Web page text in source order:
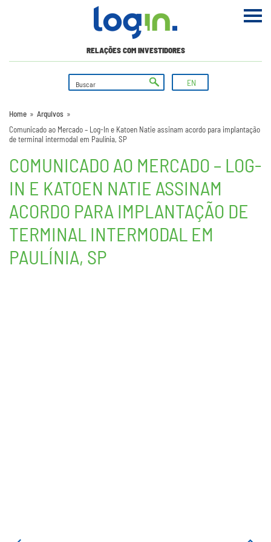
RELAÇÕES COM INVESTIDORES
EN
Home » Arquivos »
Comunicado ao Mercado – Log-In e Katoen Natie assinam acordo para implantação
de terminal intermodal em Paulínia, SP
COMUNICADO AO MERCADO – LOG-
IN E KATOEN NATIE ASSINAM
ACORDO PARA IMPLANTAÇÃO DE
TERMINAL INTERMODAL EM
PAULÍNIA, SP